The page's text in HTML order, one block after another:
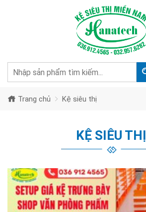
Trang chủ Kệ siêu thị
KỆ SIÊU THỊ